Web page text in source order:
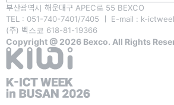
부산광역시 해운대구 APEC로 55 BEXCO
TEL : 051-740-7401/7405 ㅣ E-mail : k-
(주) 벡스코 618-81-19366
Copyright @ 2026 Bexco. All Rights